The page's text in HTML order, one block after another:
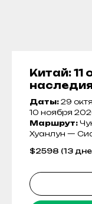
Китай:
Даты: 29
10 ноября
Маршрут:
Хуанлун —
$2598 (13